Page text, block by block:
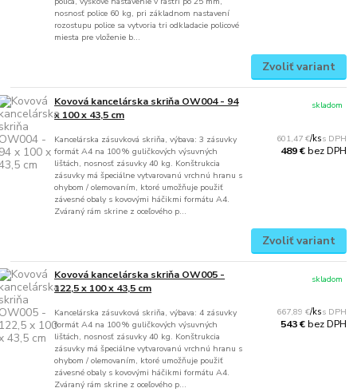
nosnosť police 60 kg, pri základnom nastavení
rozostupu police sa vytvoria tri odkladacie policové
miesta pre vloženie b...
Zvoliť variant
Kovová kancelárska skriňa OW004 - 94
x 100 x 43,5 cm
Kancelárska zásuvková skriňa, výbava: 3 zásuvky
formát A4 na 100% guličkových výsuvných
lištách, nosnosť zásuvky 40 kg. Konštrukcia
zásuvky má špeciálne vytvarovanú vrchnú hranu s
ohybom / olemovaním, ktoré umožňuje použiť
závesné obaly s kovovými háčikmi formátu A4.
Zváraný rám skrine z oceľového p...
601,47 €/ks
489 €bez DPH
skladom
Zvoliť variant
Kovová kancelárska skriňa OW005 -
122,5 x 100 x 43,5 cm
Kancelárska zásuvková skriňa, výbava: 4 zásuvky
formát A4 na 100% guličkových výsuvných
lištách, nosnosť zásuvky 40 kg. Konštrukcia
zásuvky má špeciálne vytvarovanú vrchnú hranu s
ohybom / olemovaním, ktoré umožňuje použiť
závesné obaly s kovovými háčikmi formátu A4.
Zváraný rám skrine z oceľového p...
667,89 €/ks
543 €bez DPH
skladom